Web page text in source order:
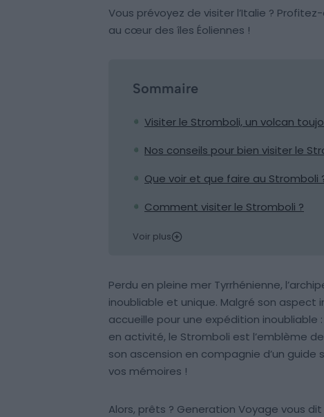
Vous prévoyez de visiter l’Italie ?
au cœur des îles Éoliennes !
Sommaire
Visiter le Stromboli, un volcan
Nos conseils pour bien visiter le
Que voir et que faire au Stromboli
Comment visiter le Stromboli ?
Voir plus
Perdu en pleine mer Tyrrhénienne,
inoubliable et unique. Malgré son aspect
accueille pour une expédition inoubliable
en activité, le Stromboli est l’emblème
son ascension en compagnie d’un
vos mémoires !
Alors, prêts ? Generation Voyage vous